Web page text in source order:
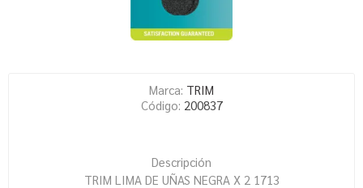
Marca: TRIM
Código: 200837
Descripción
TRIM LIMA DE UÑAS NEGRA X 2 1713